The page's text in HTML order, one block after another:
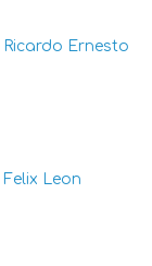
Ricardo Ernesto
Felix Leon